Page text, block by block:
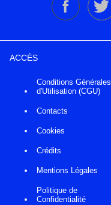
ACCÈS
Conditions Générales
d'Utilisation (CGU)
Contacts
Cookies
Crédits
Mentions Légales
Politique de
Confidentialité